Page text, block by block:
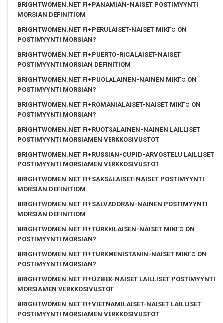
BRIGHTWOMEN.NET FI+PANAMIAN-NAISET POSTIMYYNTI
MORSIAN DEFINITIOM
BRIGHTWOMEN.NET FI+PERULAISET-NAISET MIKГ¤ ON
POSTIMYYNTI MORSIAN?
BRIGHTWOMEN.NET FI+PUERTO-RICALAISET-NAISET
POSTIMYYNTI MORSIAN DEFINITIOM
BRIGHTWOMEN.NET FI+PUOLALAINEN-NAINEN MIKГ¤ ON
POSTIMYYNTI MORSIAN?
BRIGHTWOMEN.NET FI+ROMANIALAISET-NAISET MIKГ¤ ON
POSTIMYYNTI MORSIAN?
BRIGHTWOMEN.NET FI+RUOTSALAINEN-NAINEN LAILLISET
POSTIMYYNTI MORSIAMEN VERKKOSIVUSTOT
BRIGHTWOMEN.NET FI+RUSSIAN-CUPID-ARVOSTELU LAILLISET
POSTIMYYNTI MORSIAMEN VERKKOSIVUSTOT
BRIGHTWOMEN.NET FI+SAKSALAISET-NAISET POSTIMYYNTI
MORSIAN DEFINITIOM
BRIGHTWOMEN.NET FI+SALVADORAN-NAINEN POSTIMYYNTI
MORSIAN DEFINITIOM
BRIGHTWOMEN.NET FI+TURKKILAISEN-NAISET MIKГ¤ ON
POSTIMYYNTI MORSIAN?
BRIGHTWOMEN.NET FI+TURKMENISTANIN-NAISET MIKГ¤ ON
POSTIMYYNTI MORSIAN?
BRIGHTWOMEN.NET FI+UZBEK-NAISET LAILLISET POSTIMYYNTI
MORSIAMEN VERKKOSIVUSTOT
BRIGHTWOMEN.NET FI+VIETNAMILAISET-NAISET LAILLISET
POSTIMYYNTI MORSIAMEN VERKKOSIVUSTOT